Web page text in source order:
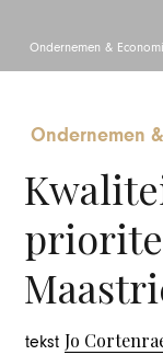
Ondernemen &
Ondernemen
tekstJo